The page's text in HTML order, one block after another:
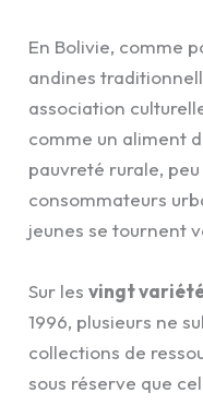
En Bolivie, comme
andines
association
comme un aliment
pauvreté rurale,
consommateurs
jeunes se tournent
Sur lesvingt
1996, plusieurs ne
collections de
sous réserve que